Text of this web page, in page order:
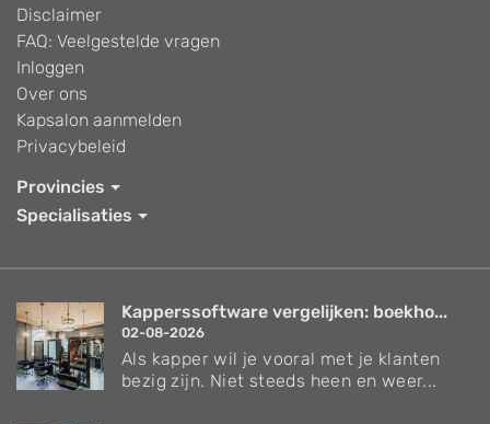
Disclaimer
FAQ: Veelgestelde vragen
Inloggen
Over ons
Kapsalon aanmelden
Privacybeleid
Provincies
Specialisaties
Kapperssoftware vergelijken: boekho...
02-08-2026
Als kapper wil je vooral met je klanten
bezig zijn. Niet steeds heen en weer...